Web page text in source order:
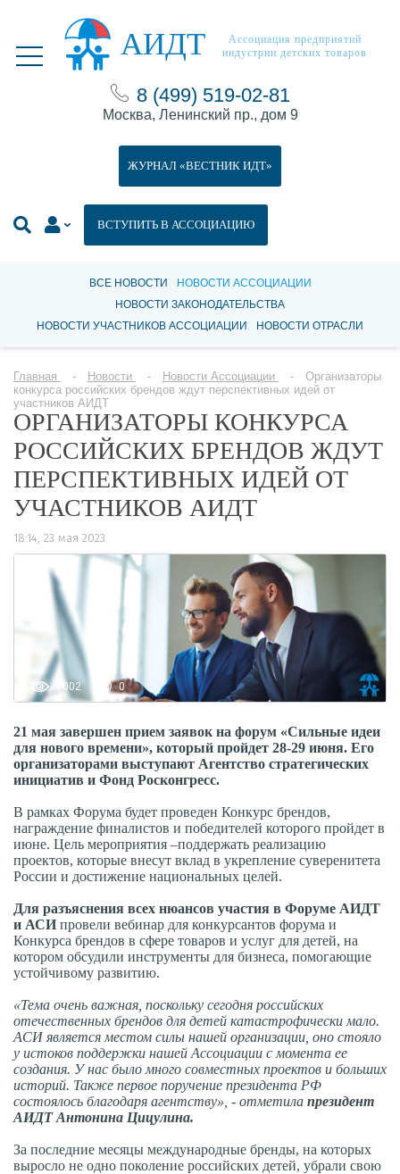
АИДТ
Ассоциация предприятий
индустрии детских товаров
8 (499) 519-02-81
Москва, Ленинский пр., дом 9
ВСТУПИТЬ В АССОЦИАЦИЮ
ЖУРНАЛ «ВЕСТНИК ИДТ»
ВСЕ НОВОСТИ
НОВОСТИ АССОЦИАЦИИ
НОВОСТИ ЗАКОНОДАТЕЛЬСТВА
НОВОСТИ УЧАСТНИКОВ АССОЦИАЦИИ
НОВОСТИ ОТРАСЛИ
Главная Новости Новости Ассоциации
Организаторы
конкурса российских брендов ждут перспективных идей от
участников АИДТ
ОРГАНИЗАТОРЫ КОНКУРСА
РОССИЙСКИХ БРЕНДОВ ЖДУТ
ПЕРСПЕКТИВНЫХ ИДЕЙ ОТ
УЧАСТНИКОВ АИДТ
18:14, 23 мая 2023
1002 0
21 мая завершен прием заявок на форум «Сильные идеи
для нового времени», который пройдет 28-29 июня. Его
организаторами выступают Агентство стратегических
инициатив и Фонд Росконгресс.
В рамках Форума будет проведен Конкурс брендов,
награждение финалистов и победителей которого пройдет в
июне. Цель мероприятия –поддержать реализацию
проектов, которые внесут вклад в укрепление суверенитета
России и достижение национальных целей.
Для разъяснения всех нюансов участия в Форуме АИДТ
и АСИ провели вебинар для конкурсантов форума и
Конкурса брендов в сфере товаров и услуг для детей, на
котором обсудили инструменты для бизнеса, помогающие
устойчивому развитию.
«Тема очень важная, поскольку сегодня российских
отечественных брендов для детей катастрофически мало.
АСИ является местом силы нашей организации, оно стояло
у истоков поддержки нашей Ассоциации с момента ее
создания. У нас было много совместных проектов и больших
историй. Также первое поручение президента РФ
состоялось благодаря агентству», - отметила президент
АИДТ Антонина Цицулина.
За последние месяцы международные бренды, на которых
выросло не одно поколение российских детей, убрали свою